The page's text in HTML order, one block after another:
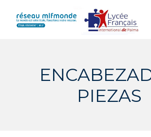
content
PIEZAS